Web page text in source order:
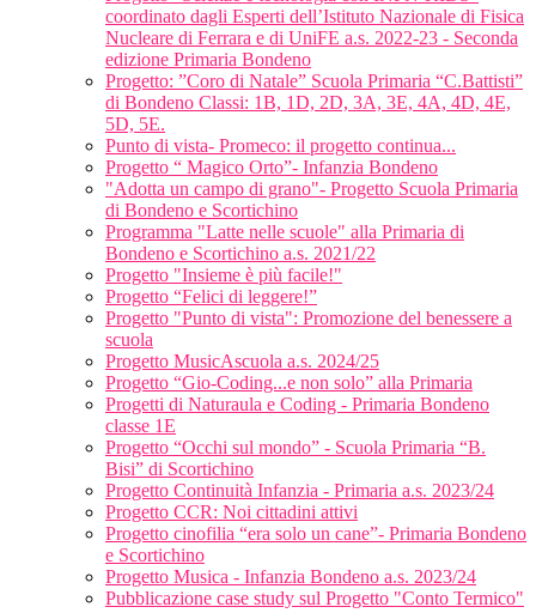
coordinato dagli Esperti dell’Istituto Nazionale di Fisica
Nucleare di Ferrara e di UniFE a.s. 2022-23 - Seconda
edizione Primaria Bondeno
Progetto: ”Coro di Natale” Scuola Primaria “C.Battisti”
di Bondeno Classi: 1B, 1D, 2D, 3A, 3E, 4A, 4D, 4E,
5D, 5E.
Punto di vista- Promeco: il progetto continua...
Progetto “ Magico Orto”- Infanzia Bondeno
"Adotta un campo di grano"- Progetto Scuola Primaria
di Bondeno e Scortichino
Programma "Latte nelle scuole" alla Primaria di
Bondeno e Scortichino a.s. 2021/22
Progetto "Insieme è più facile!"
Progetto “Felici di leggere!”
Progetto "Punto di vista": Promozione del benessere a
scuola
Progetto MusicAscuola a.s. 2024/25
Progetto “Gio-Coding...e non solo” alla Primaria
Progetti di Naturaula e Coding - Primaria Bondeno
classe 1E
Progetto “Occhi sul mondo” - Scuola Primaria “B.
Bisi” di Scortichino
Progetto Continuità Infanzia - Primaria a.s. 2023/24
Progetto CCR: Noi cittadini attivi
Progetto cinofilia “era solo un cane”- Primaria Bondeno
e Scortichino
Progetto Musica - Infanzia Bondeno a.s. 2023/24
Pubblicazione case study sul Progetto "Conto Termico"